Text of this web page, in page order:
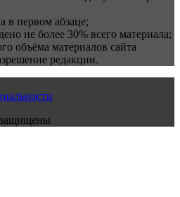
в первом абзаце;
не более 30% всего материала;
объёма материалов сайта
редакции.
защищены